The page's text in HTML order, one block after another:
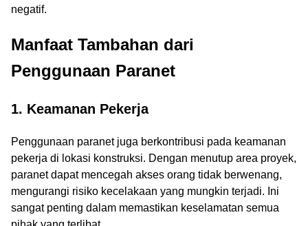
negatif.
Manfaat Tambahan dari
Penggunaan Paranet
1. Keamanan Pekerja
Penggunaan paranet juga berkontribusi pada keamanan
pekerja di lokasi konstruksi. Dengan menutup area proyek,
paranet dapat mencegah akses orang tidak berwenang,
mengurangi risiko kecelakaan yang mungkin terjadi. Ini
sangat penting dalam memastikan keselamatan semua